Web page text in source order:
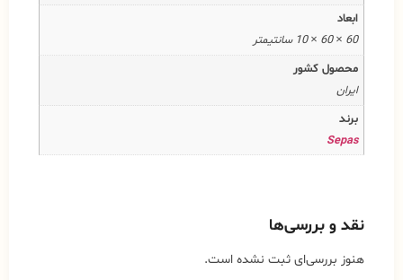
ابعاد
60 × 60 × 10 سانتیمتر
محصول کشور
ایران
برند
Sepas
نقد و بررسی‌ها
هنوز بررسی‌ای ثبت نشده است.